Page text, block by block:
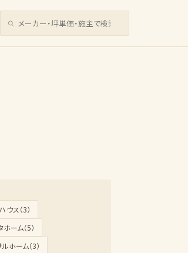
サイト内検索
ウス（3）
ホーム（5）
ホーム（3）